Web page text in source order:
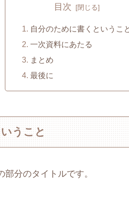
目次
自分のために書くというこ
一次資料にあたる
まとめ
最後に
うこと
分のタイトルです。